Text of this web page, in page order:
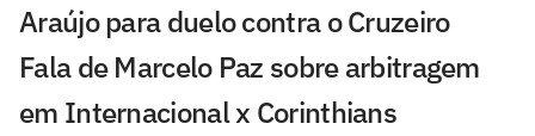
Araújo para duelo contra o Cruzeiro
Fala de Marcelo Paz sobre arbitragem
em Internacional x Corinthians